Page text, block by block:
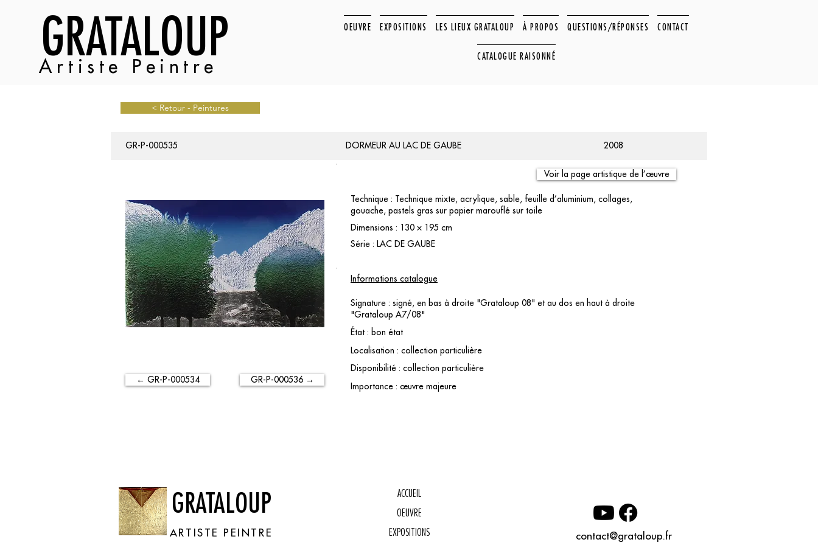
GRATALOUP
Artiste Peintre
OEUVRE EXPOSITIONS LES LIEUX GRATALOUP À PROPOS QUESTIONS/RÉPONSES CONTACT
CATALOGUE RAISONNÉ
< Retour - Peintures
GR-P-000535 DORMEUR AU LAC DE GAUBE 2008
← GR-P-000534 GR-P-000536 →
Voir la page artistique de l’œuvre
Technique : Technique mixte, acrylique, sable, feuille d’aluminium, collages,
gouache, pastels gras sur papier marouflé sur toile
Dimensions : 130 × 195 cm
Série : LAC DE GAUBE
Informations catalogue
Signature : signé, en bas à droite "Grataloup 08" et au dos en haut à droite
"Grataloup A7/08"
État : bon état
Localisation : collection particulière
Disponibilité : collection particulière
Importance : œuvre majeure
GRATALOUP
ARTISTE PEINTRE
ACCUEIL
OEUVRE
EXPOSITIONS
contact@grataloup.fr